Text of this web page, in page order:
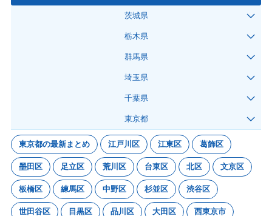
茨城県
栃木県
群馬県
埼玉県
千葉県
東京都
東京都の最新まとめ 江戸川区 江東区 葛飾区
墨田区 足立区 荒川区 台東区 北区 文京区
板橋区 練馬区 中野区 杉並区 渋谷区
世田谷区 目黒区 品川区 大田区 西東京市